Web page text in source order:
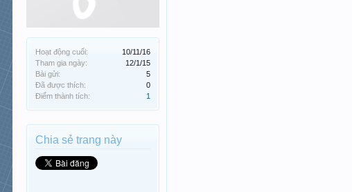
Hoạt động cuối:
10/11/16
Tham gia ngày:
12/1/15
Bài gửi:
5
Đã được thích:
0
Điểm thành tích:
1
Chia sẻ trang này